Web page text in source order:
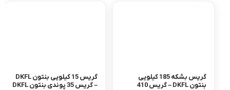
گریس بشکه 185 کیلویی
بنتون DKFL – گریس 410
گریس 15 کیلویی بنتون DKFL
– گریس 35 پوندی بنتون DKFL